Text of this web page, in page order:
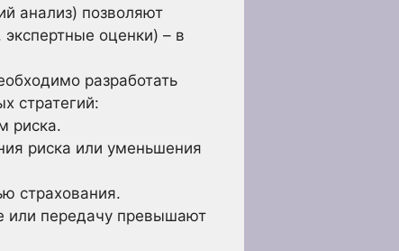
анализ) позволяют
оценки) – в
разработать
стратегий:
риска.
риска или уменьшения
страхования.
или передачу превышают